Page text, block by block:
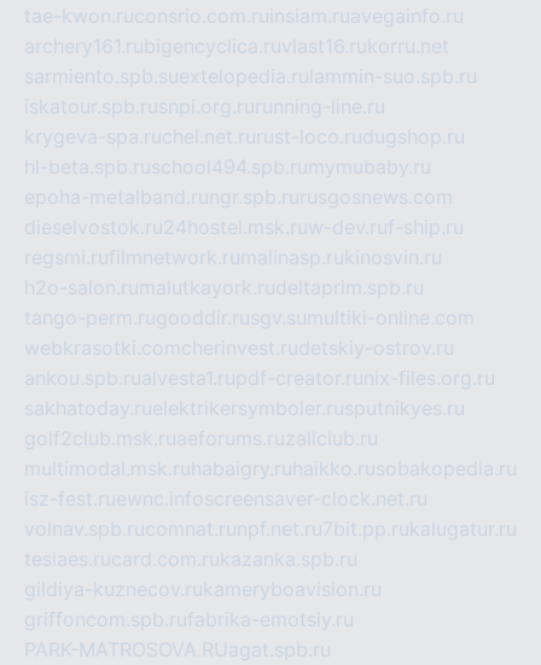
tae-kwon.ruconsrio.com.ru insiam.ruavegainfo.ru
archery161.rubigencyclica.ruvlast16.rukorru.net
sarmiento.spb.suextelopedia.ru lammin-suo.spb.ru
iskatour.spb.rusnpi.org.ru running-line.ru
krygeva-spa.ruchel.net.ru rust-loco.rudugshop.ru
hl-beta.spb.ruschool494.spb.ru mymubaby.ru
epoha-metalband.ru ngr.spb.ru rusgosnews.com
dieselvostok.ru24hostel.msk.ruw-dev.ruf-ship.ru
regsmi.rufilmnetwork.ru malinasp.rukinosvin.ru
h2o-salon.ru malutkayork.rudeltaprim.spb.ru
tango-perm.rugooddir.rusgv.su multiki-online.com
webkrasotki.comcherinvest.rudetskiy-ostrov.ru
ankou.spb.rualvesta1.rupdf-creator.ru nix-files.org.ru
sakhatoday.ruelektrikersymboler.rusputnikyes.ru
golf2club.msk.ruaeforums.ruzallclub.ru
multimodal.msk.ru habaigry.ru haikko.rusobakopedia.ru
isz-fest.ruewnc.infoscreensaver-clock.net.ru
volnav.spb.rucomnat.ru npf.net.ru 7bit.pp.rukalugatur.ru
tesiaes.rucard.com.rukazanka.spb.ru
gildiya-kuznecov.rukameryboavision.ru
griffoncom.spb.rufabrika-emotsiy.ru
PARK-MATROSOVA.RUagat.spb.ru